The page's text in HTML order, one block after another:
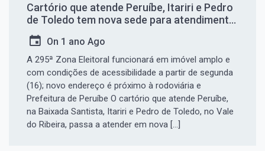
Cartório que atende Peruíbe, Itariri e Pedro
de Toledo tem nova sede para atendimento
ao eleitor
On 1 ano Ago
A 295ª Zona Eleitoral funcionará em imóvel amplo e
com condições de acessibilidade a partir de segunda
(16); novo endereço é próximo à rodoviária e
Prefeitura de Peruíbe O cartório que atende Peruíbe,
na Baixada Santista, Itariri e Pedro de Toledo, no Vale
do Ribeira, passa a atender em nova […]